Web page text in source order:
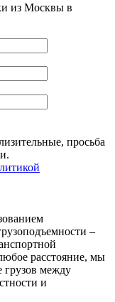
из Москвы в
просьба
–
расстояние, мы
грузов между
и